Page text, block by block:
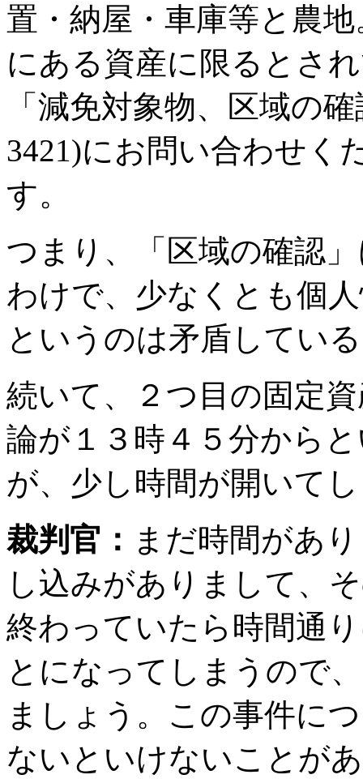
置・納屋・車庫等と農
にある資産に限るとさ
「減免対象物、区域の
3421)にお問い合わせく
す。
つまり、「区域の確認
わけで、少なくとも個
というのは矛盾してい
続いて、２つ目の固定
論が１３時４５分から
が、少し時間が開いて
裁判官： まだ時間があ
し込みがありまして、
終わっていたら時間通
とになってしまうので
ましょう。この事件に
ないといけないことが